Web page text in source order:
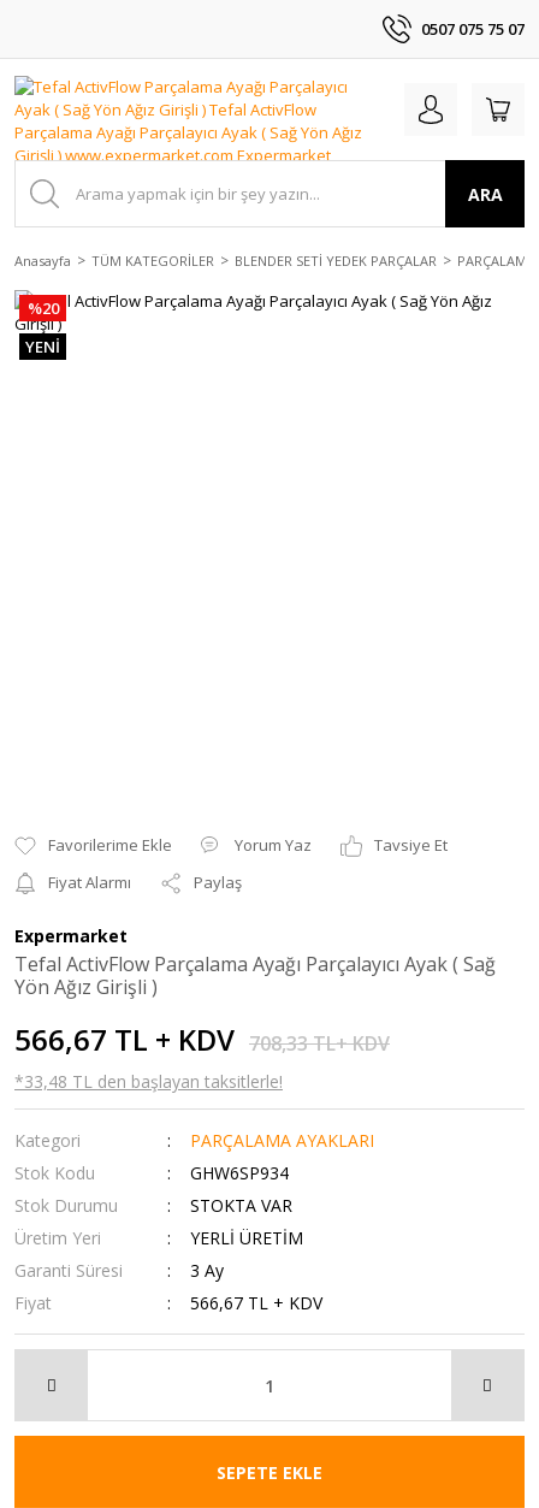
0507 075 75 07
ARA
Anasayfa TÜM KATEGORİLER BLENDER SETİ YEDEK PARÇALAR
%20
YENİ
Yorum Yaz
Tavsiye Et
Fiyat Alarmı
Paylaş
Expermarket
Tefal ActivFlow Parçalama Ayağı Parçalayıcı Ayak ( Sağ
Yön Ağız Girişli )
566,67 TL + KDV 708,33 TL+ KDV
*33,48 TL den başlayan taksitlerle!
Kategori
PARÇALAMA AYAKLARI
Stok Kodu
GHW6SP934
Stok Durumu
STOKTA VAR
Üretim Yeri
YERLİ ÜRETİM
Garanti Süresi
3 Ay
Fiyat
566,67 TL + KDV
SEPETE EKLE